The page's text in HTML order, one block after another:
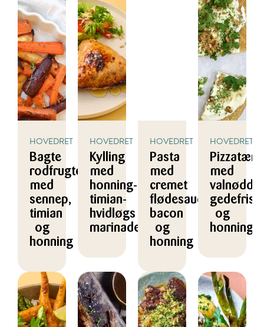
HOVEDRET
Bagte
rodfrugter
med
sennep,
timian
og
honning
HOVEDRET
Kylling
med
honning-
timian-
hvidløgs
marinade
HOVEDRET
Pasta
med
cremet
flødesauce,
bacon
og
honning
HOVEDRET
med
og
honning